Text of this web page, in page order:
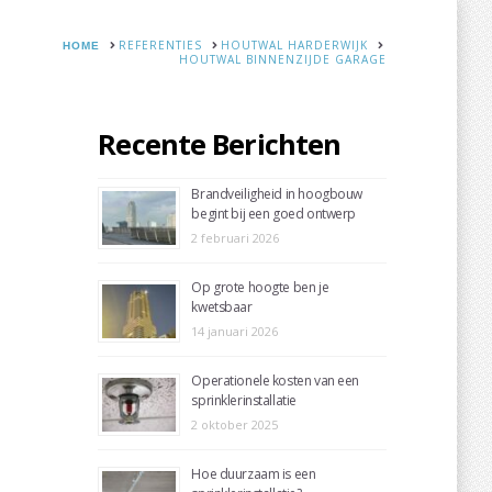
HOME
REFERENTIES
HOUTWAL HARDERWIJK
HOUTWAL BINNENZIJDE GARAGE
Recente Berichten
Brandveiligheid in hoogbouw
begint bij een goed ontwerp
2 februari 2026
Op grote hoogte ben je
kwetsbaar
14 januari 2026
Operationele kosten van een
sprinklerinstallatie
2 oktober 2025
Hoe duurzaam is een